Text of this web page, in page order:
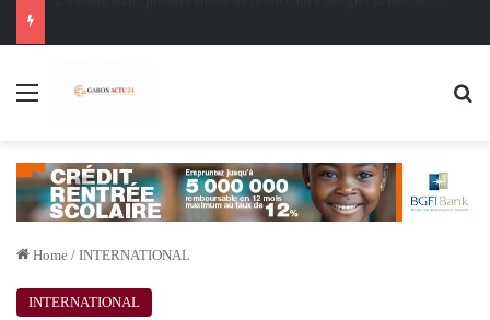
Menu
Home / INTERNATIONAL
INTERNATIONAL